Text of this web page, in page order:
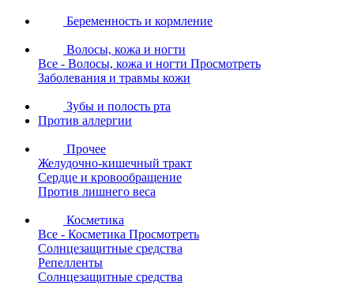
Беременность и кормление
Волосы, кожа и ногти
Все - Волосы, кожа и ногти Просмотреть
Заболевания и травмы кожи
Зубы и полость рта
Против аллергии
Прочее
Желудочно-кишечный тракт
Сердце и кровообращение
Против лишнего веса
Косметика
Все - Косметика Просмотреть
Солнцезащитные средства
Репелленты
Солнцезащитные средства